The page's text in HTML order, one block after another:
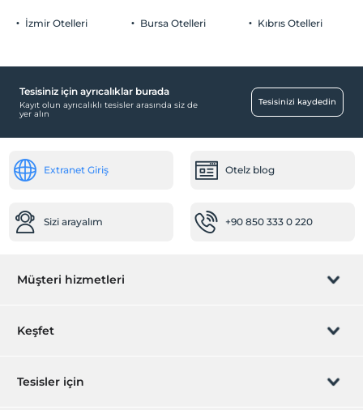
İzmir Otelleri Bursa Otelleri Kıbrıs Otelleri
Tesisiniz için ayrıcalıklar burada
Kayıt olun ayrıcalıklı tesisler arasında siz de
yer alın
Tesisinizi kaydedin
Extranet Giriş Otelz blog
Sizi arayalım +90 850 333 0 220
Müşteri hizmetleri
Rezervasyon yönet
Keşfet
Hediye Kart
Tesisler için